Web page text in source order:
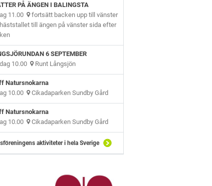
PÅ ÄNGEN I BALINGSTA
11.00 fortsätt backen upp till vänster
till ängen på vänster sida efter
6 SEPTEMBER
10.00 Runt Långsjön
Natursnokarna
10.00 Cikadaparken Sundby Gård
Natursnokarna
10.00 Cikadaparken Sundby Gård
aktiviteter i hela Sverige